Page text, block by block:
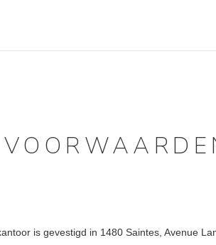
is gevestigd in 1480 Saintes, Avenue